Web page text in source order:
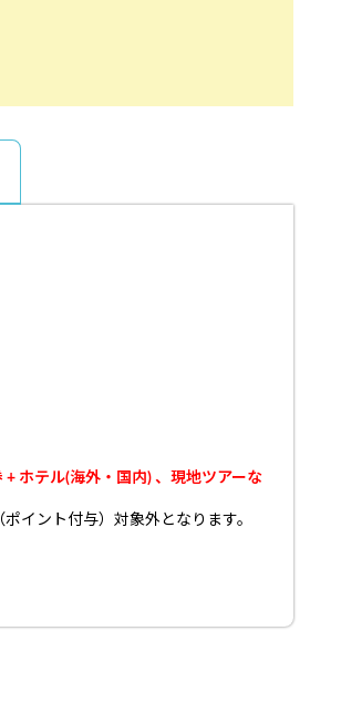
ホテル(海外・国内) 、現地ツアーな
イント付与）対象外となります。